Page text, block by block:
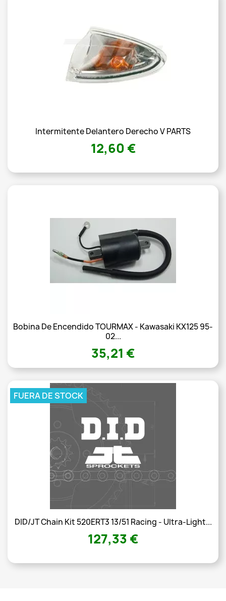
Intermitente Delantero Derecho V PARTS
12,60 €
Bobina De Encendido TOURMAX - Kawasaki KX125 95-
02...
35,21 €
DID/JT Chain Kit 520ERT3 13/51 Racing - Ultra-Light...
127,33 €
FUERA DE STOCK